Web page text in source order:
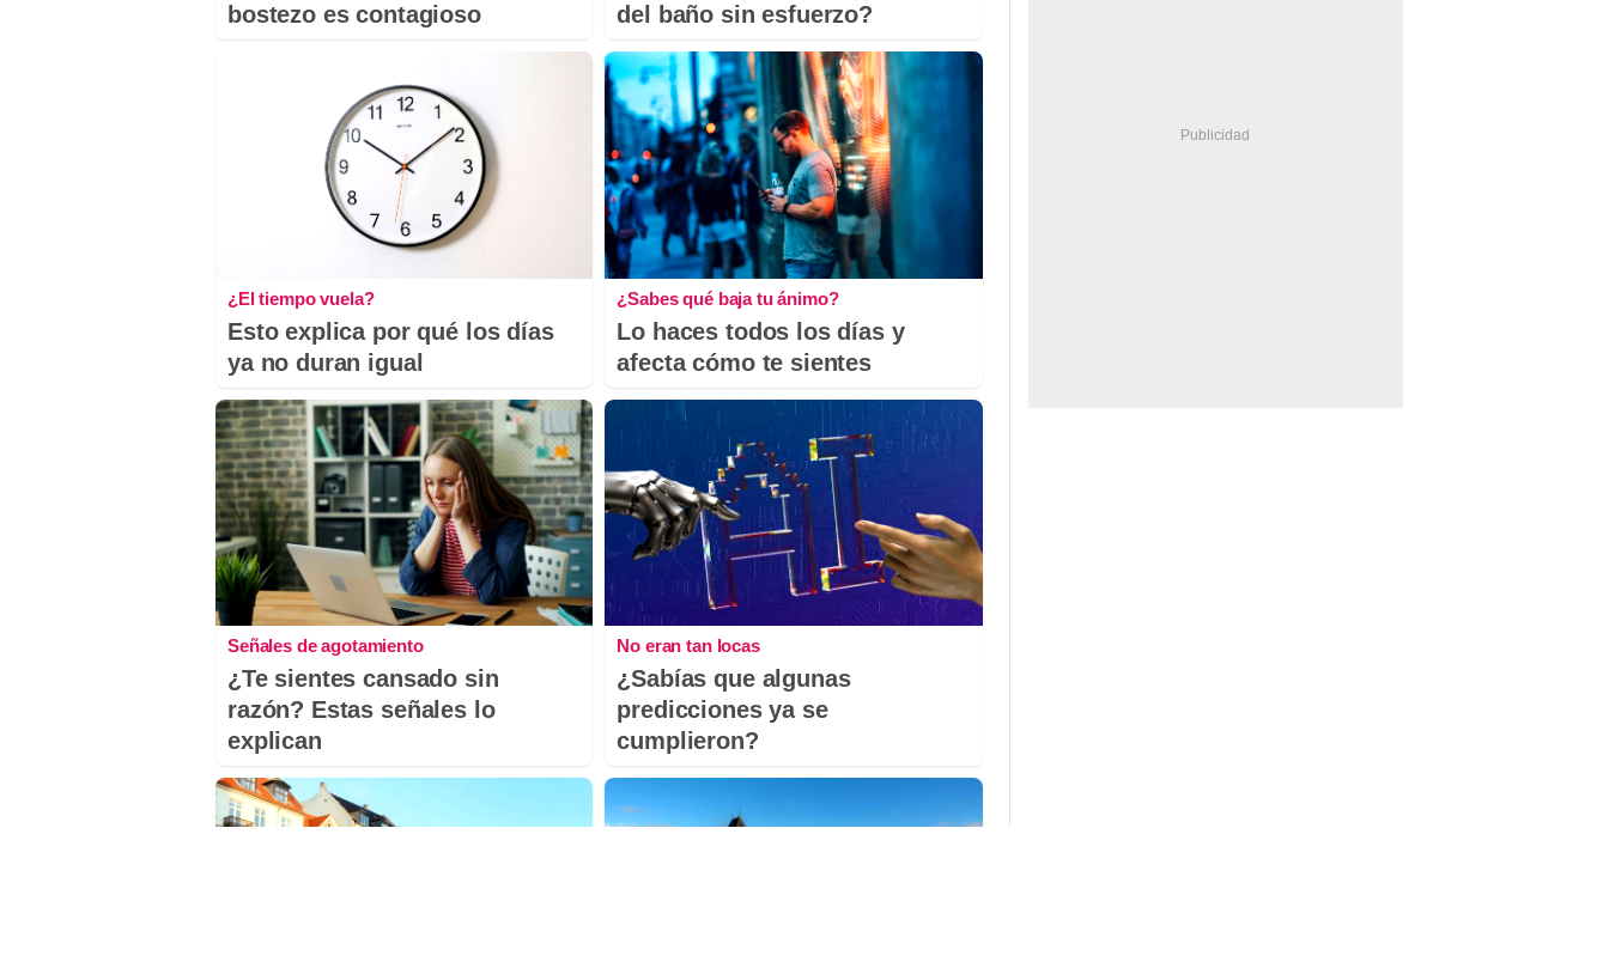
bostezo es contagioso
del baño sin esfuerzo?
¿El tiempo vuela?
Esto explica por qué los días
ya no duran igual
¿Sabes qué baja tu ánimo?
Lo haces todos los días y
afecta cómo te sientes
Señales de agotamiento
¿Te sientes cansado sin
razón? Estas señales lo
explican
No eran tan locas
¿Sabías que algunas
predicciones ya se
cumplieron?